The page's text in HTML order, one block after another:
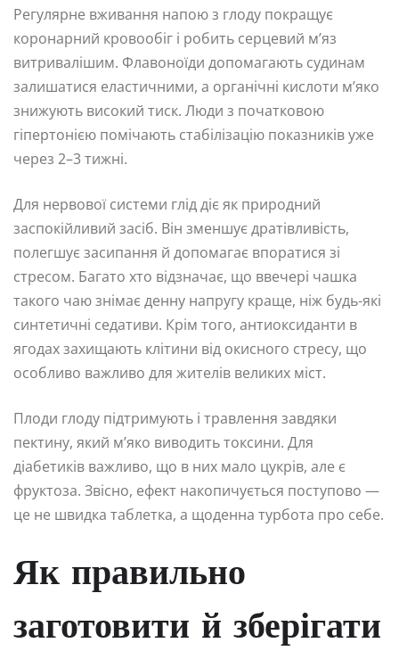
Регулярне вживання напою з глоду покращує
коронарний кровообіг і робить серцевий м’яз
витривалішим. Флавоноїди допомагають судинам
залишатися еластичними, а органічні кислоти м’яко
знижують високий тиск. Люди з початковою
гіпертонією помічають стабілізацію показників уже
через 2–3 тижні.
Для нервової системи глід діє як природний
заспокійливий засіб. Він зменшує дратівливість,
полегшує засипання й допомагає впоратися зі
стресом. Багато хто відзначає, що ввечері чашка
такого чаю знімає денну напругу краще, ніж будь-які
синтетичні седативи. Крім того, антиоксиданти в
ягодах захищають клітини від окисного стресу, що
особливо важливо для жителів великих міст.
Плоди глоду підтримують і травлення завдяки
пектину, який м’яко виводить токсини. Для
діабетиків важливо, що в них мало цукрів, але є
фруктоза. Звісно, ефект накопичується поступово —
це не швидка таблетка, а щоденна турбота про себе.
Як правильно
заготовити й зберігати